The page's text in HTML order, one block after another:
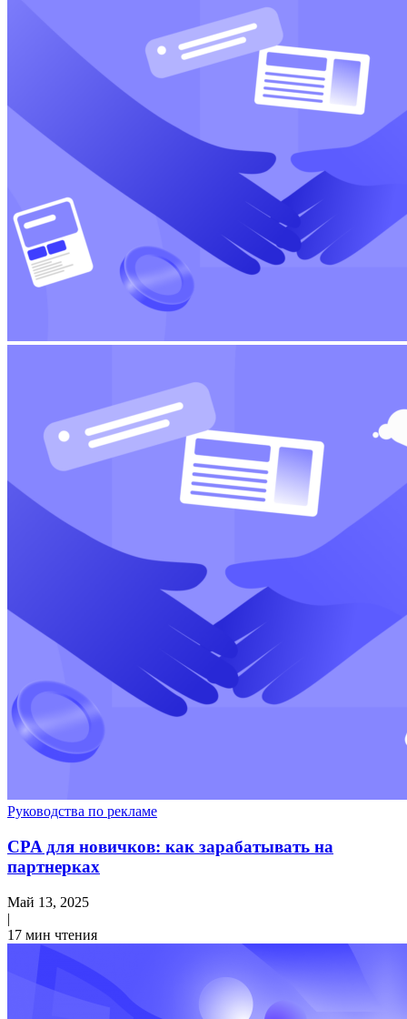
Руководства по рекламе
CPA для новичков: как зарабатывать на
партнерках
Май 13, 2025
|
17 мин чтения